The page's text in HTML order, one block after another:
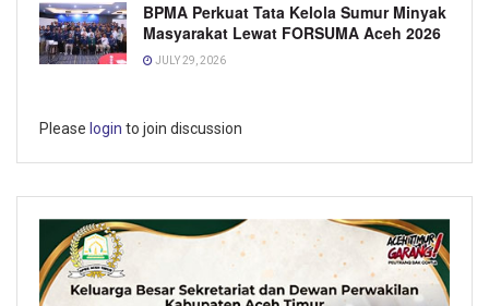
BPMA Perkuat Tata Kelola Sumur Minyak
Masyarakat Lewat FORSUMA Aceh 2026
JULY 29, 2026
Please login to join discussion